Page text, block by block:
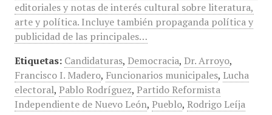
editoriales y notas de interés cultural sobre literatura,
arte y política. Incluye también propaganda política y
publicidad de las principales…
Etiquetas: Candidaturas, Democracia, Dr. Arroyo,
Francisco I. Madero, Funcionarios municipales, Lucha
electoral, Pablo Rodríguez, Partido Reformista
Independiente de Nuevo León, Pueblo, Rodrigo Leíja